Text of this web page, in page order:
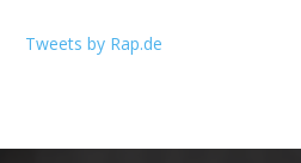
Tweets by Rap.de